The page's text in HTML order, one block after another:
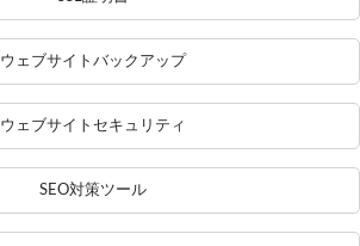
ウェブサイトバックアップ
ウェブサイトセキュリティ
SEO対策ツール